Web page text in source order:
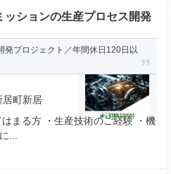
ッションの生産プロセス開発
プロジェクト／年間休日120日以
居町新居
まる方 ・生産技術のご経験 ・機
...